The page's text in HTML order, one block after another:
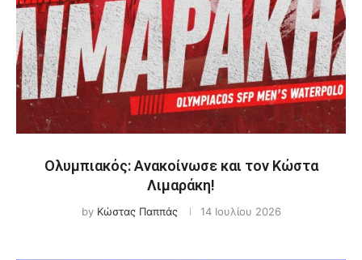
Ολυμπιακός: Ανακοίνωσε και τον Κώστα
Λιμαράκη!
by Κώστας Παππάς 14 Ιουλίου 2026